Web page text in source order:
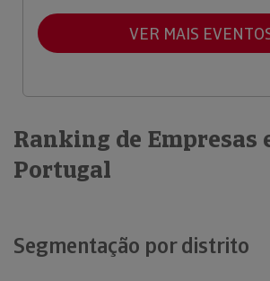
VER MAIS
Ranking de Empresas
Portugal
Segmentação por distrito